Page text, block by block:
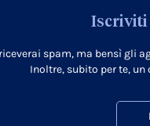
Iscriviti
spam, ma bensì gli
Inoltre, subito per te,